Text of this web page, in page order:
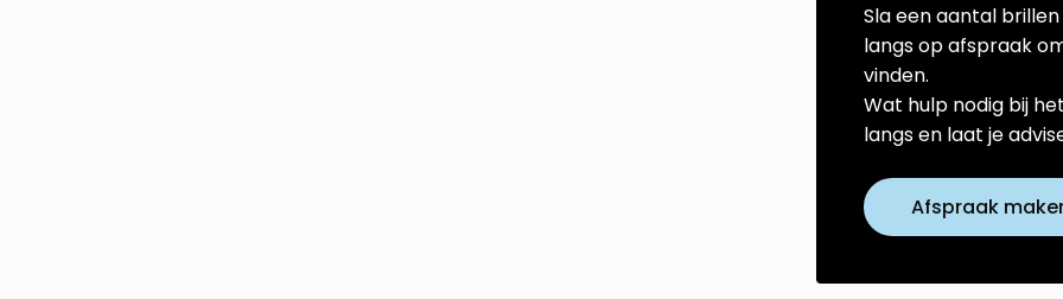
Sla een aantal
langs op afspraak
vinden.
Wat hulp nodig bij
langs en laat je
Afspraak